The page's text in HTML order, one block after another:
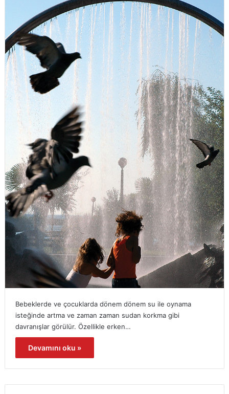
Bebeklerde ve çocuklarda dönem dönem su ile oynama
isteğinde artma ve zaman zaman sudan korkma gibi
davranışlar görülür. Özellikle erken…
Devamını oku »